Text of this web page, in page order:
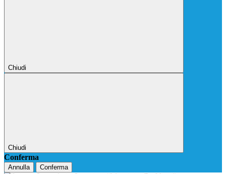
Chiudi
Chiudi
Conferma
Annulla Conferma